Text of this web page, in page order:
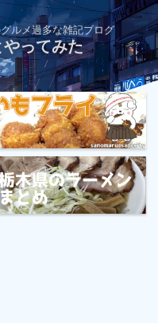
ルメ過多な雑記ブログ
ってみた